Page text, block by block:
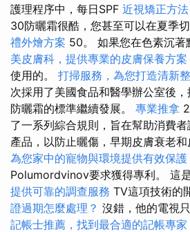
護理程序中，每日SPF 近視矯正方
30防曬霜很酷，您甚至可以在夏季
禮外燴方案 50。 如果您在色素沉著
美皮膚科，提供專業的皮膚保養方案
使用的。 打掃服務，為您打造清新
次採用了美國食品和醫學辦公室後
防曬霜的標準繼續發展。 專業推拿
了一系列綜合規則，旨在幫助消費
產品，以防止曬傷，早期皮膚衰老和
為您家中的寵物與環境提供有效保護
Polumordvinov要求獲得專利。 這
提供可靠的調查服務 TV這項技術的
證過期怎麼處理？ 沒錯，他的電視
記帳士推薦，找到最合適的記帳專家